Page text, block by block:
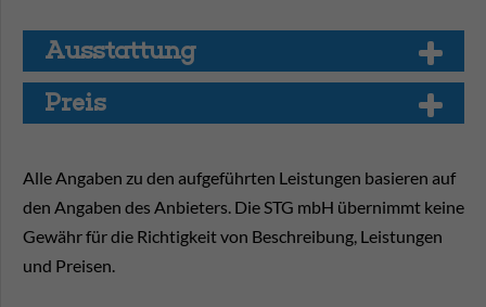
Aus­stat­tung
Preis
Alle Angaben zu den aufgeführten Leistungen basieren auf
den Angaben des Anbieters. Die STG mbH übernimmt keine
Gewähr für die Richtigkeit von Beschreibung, Leistungen
und Preisen.